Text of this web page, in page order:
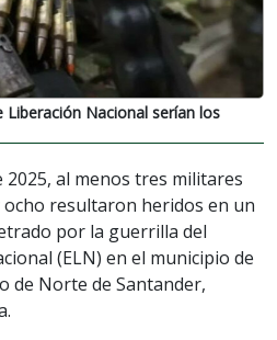
Liberación Nacional serían los
2025, al menos tres militares
resultaron heridos en un
por la guerrilla del
(ELN) en el municipio de
de Norte de Santander,